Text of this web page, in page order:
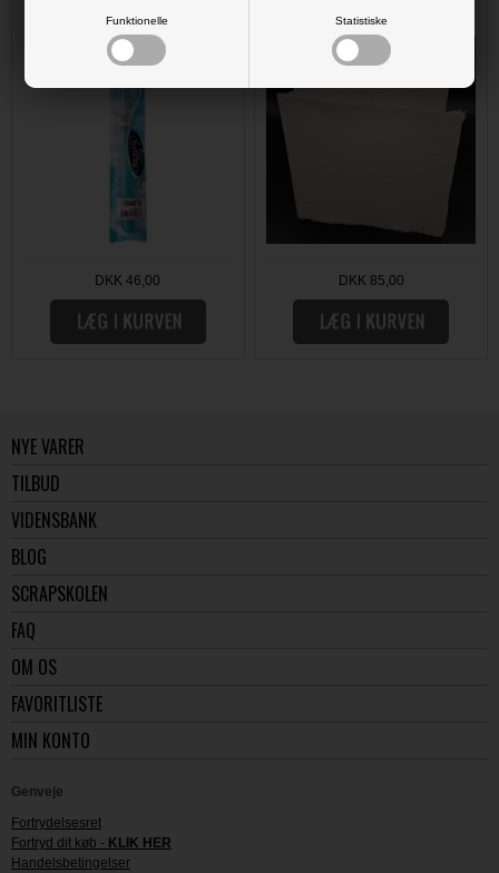
Funktionelle Statistiske
DKK 46,00 DKK 85,00
NYE VARER
TILBUD
VIDENSBANK
BLOG
SCRAPSKOLEN
FAQ
OM OS
FAVORITLISTE
MIN KONTO
Genveje
Fortrydelsesret
Fortryd dit køb - KLIK HER
Handelsbetingelser